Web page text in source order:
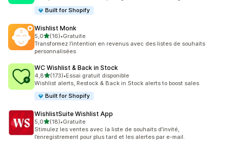
Built for Shopify
Wishlist Monk
5,0étoile(s) sur 5
(16)
16 avis au total
•Gratuite
Transformez l’intention en revenus avec des listes de souhaits
personnalisées
WC Wishlist & Back in Stock
4,8étoile(s) sur 5
(173)
173 avis au total
•Essai gratuit disponible
Wishlist alerts, Restock & Back in Stock alerts to boost sales
Built for Shopify
WishlistSuite Wishlist App
5,0étoile(s) sur 5
(18)
18 avis au total
•Gratuite
Stimulez les ventes avec la liste de souhaits d’invité,
l’enregistrement pour plus tard et les alertes par e-mail.